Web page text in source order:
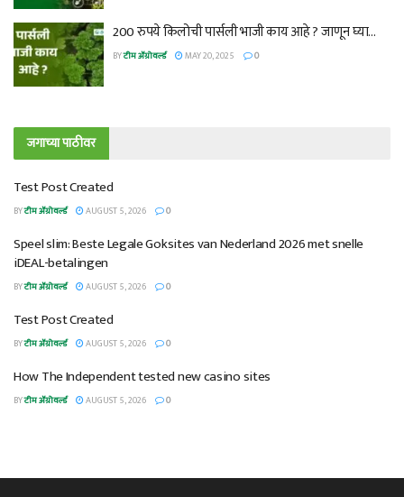
200 रुपये किलोची पार्सली भाजी काय आहे ? जाणून घ्या…
BYटीम ॲग्रोवर्ल्ड MAY 20, 2025 0
जगाच्या पाठीवर
Test Post Created
BYटीम ॲग्रोवर्ल्ड AUGUST 5, 2026 0
Speel slim: Beste Legale Goksites van Nederland 2026 met snelle
iDEAL-betalingen
BYटीम ॲग्रोवर्ल्ड AUGUST 5, 2026 0
Test Post Created
BYटीम ॲग्रोवर्ल्ड AUGUST 5, 2026 0
How The Independent tested new casino sites
BYटीम ॲग्रोवर्ल्ड AUGUST 5, 2026 0